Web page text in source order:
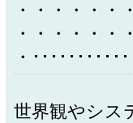
・・・・・・
・・・・・・
・･･････････
世界観やシス